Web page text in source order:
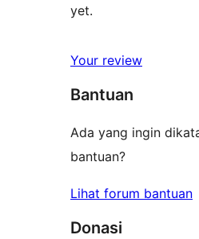
yet.
Your review
Bantuan
Ada yang ingin
bantuan?
Lihat forum bantuan
Donasi